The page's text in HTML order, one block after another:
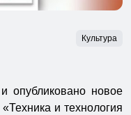
Культура
опубликовано новое
и технология